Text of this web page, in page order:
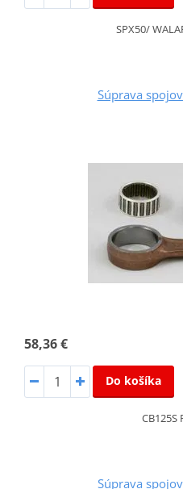
SPX50/
Súprava
58,36 €
Do košíka
CB125S
Súprava